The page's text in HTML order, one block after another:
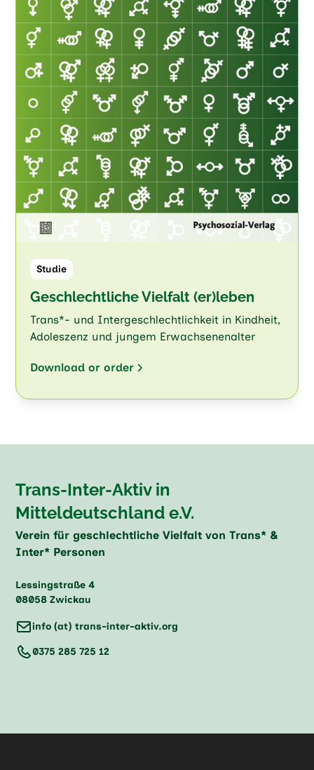
Studie
Geschlechtliche Vielfalt (er)leben
Trans*- und Intergeschlechtlichkeit in Kindheit,
Adoleszenz und jungem Erwachsenenalter
Download or order
Trans-Inter-Aktiv in
Mitteldeutschland e.V.
Verein für geschlechtliche Vielfalt von Trans* &
Inter* Personen
Lessingstraße 4
08058 Zwickau
info (at) trans-inter-aktiv.org
0375 285 725 12